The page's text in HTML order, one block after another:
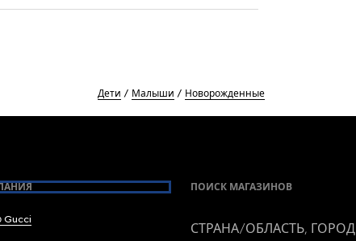
Дети Малыши Новорожденные
Gucci
ПОИСК МАГАЗИНОВ
СТРАНА/ОБЛАСТЬ, ГОРОД